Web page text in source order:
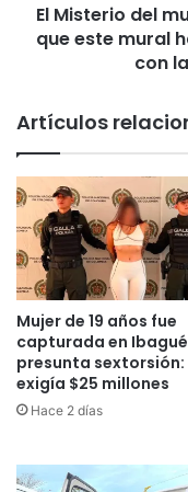
este
mural
suerte
a
ganadores
con
Lotería
del
Tolima
El Misterio del
que este mural
con
Artículos
Mujer de 19 años fue
capturada en
presunta sextorsión:
exigía $25 millones
Hace 2 días